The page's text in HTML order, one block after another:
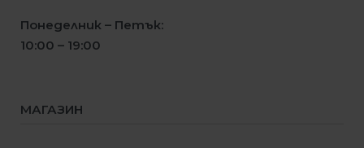
Понеделник – Петък:
10:00 – 19:00
МАГАЗИН